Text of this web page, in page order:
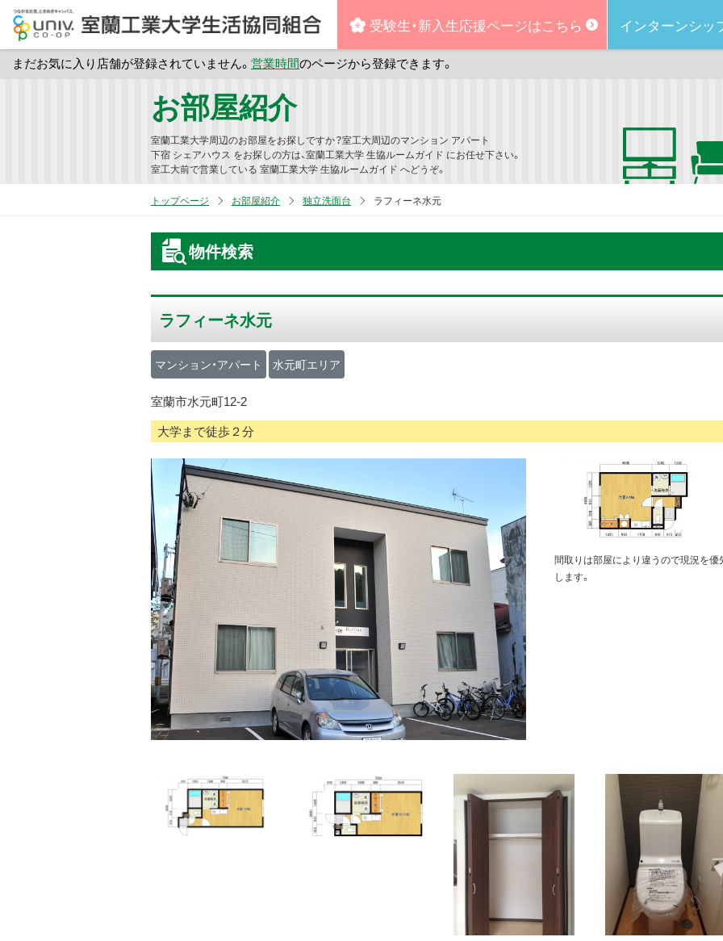
受験生・新入生応援ページはこちら インターンシッ
まだお気に入り店舗が登録されていません。 営業時間のページから登録できます。
お部屋紹介
室蘭工業大学周辺のお部屋をお探しですか？室工大周辺のマンション アパート
下宿 シェアハウス をお探しの方は、室蘭工業大学 生協ルームガイド にお任せ下さい。
室工大前で営業している 室蘭工業大学 生協ルームガイド へどうぞ。
トップページ お部屋紹介 独立洗面台 ラフィーネ水元
物件検索
ラフィーネ水元
マンション・アパート 水元町エリア
室蘭市水元町12-2
大学まで徒歩２分
間取りは部屋により違うので現況を優
します。